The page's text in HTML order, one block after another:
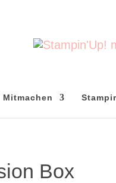
Mitmachen
Box